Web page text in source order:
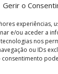
Gerir o
experiências,
e/ou aceder a
nos
ou IDs